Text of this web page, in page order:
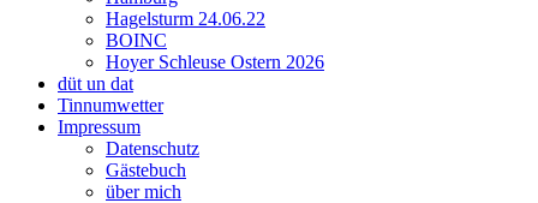
Hagelsturm 24.06.22
BOINC
Hoyer Schleuse Ostern 2026
düt un dat
Tinnumwetter
Impressum
Datenschutz
Gästebuch
über mich